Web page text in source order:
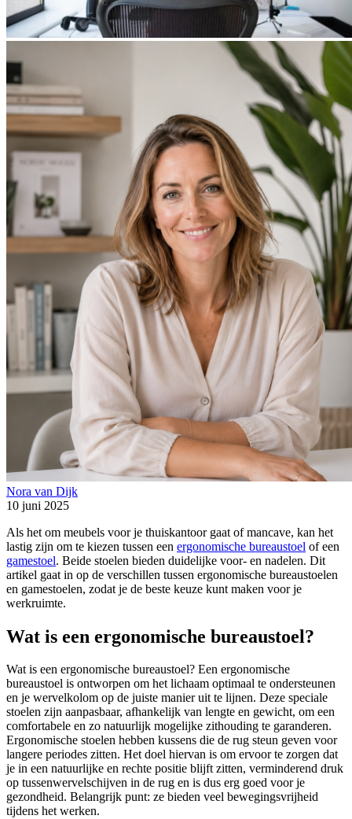
Nora van Dijk
10 juni 2025
Als het om meubels voor je thuiskantoor gaat of mancave, kan het
lastig zijn om te kiezen tussen een ergonomische bureaustoel of een
gamestoel. Beide stoelen bieden duidelijke voor- en nadelen. Dit
artikel gaat in op de verschillen tussen ergonomische bureaustoelen
en gamestoelen, zodat je de beste keuze kunt maken voor je
werkruimte.
Wat is een ergonomische bureaustoel?
Wat is een ergonomische bureaustoel? Een ergonomische
bureaustoel is ontworpen om het lichaam optimaal te ondersteunen
en je wervelkolom op de juiste manier uit te lijnen. Deze speciale
stoelen zijn aanpasbaar, afhankelijk van lengte en gewicht, om een
comfortabele en zo natuurlijk mogelijke zithouding te garanderen.
Ergonomische stoelen hebben kussens die de rug steun geven voor
langere periodes zitten. Het doel hiervan is om ervoor te zorgen dat
je in een natuurlijke en rechte positie blijft zitten, verminderend druk
op tussenwervelschijven in de rug en is dus erg goed voor je
gezondheid. Belangrijk punt: ze bieden veel bewegingsvrijheid
tijdens het werken.